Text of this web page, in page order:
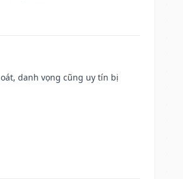
danh vọng cũng uy tín bị